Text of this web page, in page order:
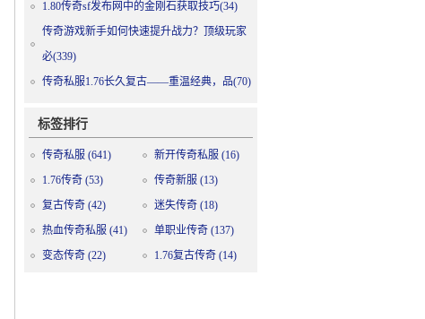
1.80传奇sf发布网中的金刚石获取技巧(34)
传奇游戏新手如何快速提升战力？顶级玩家
必(339)
传奇私服1.76长久复古——重温经典，品(70)
标签排行
传奇私服 (641) 新开传奇私服 (16)
1.76传奇 (53) 传奇新服 (13)
复古传奇 (42) 迷失传奇 (18)
热血传奇私服 (41) 单职业传奇 (137)
变态传奇 (22) 1.76复古传奇 (14)